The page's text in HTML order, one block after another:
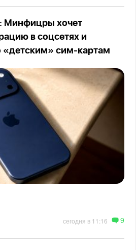
Минфицры хочет
в соцсетях и
«детским» сим-картам
сегодня в 11:16 9